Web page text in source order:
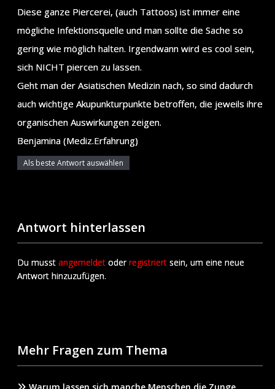
Diese ganze Piercerei, (auch Tattoos) ist immer eine
mögliche Infektionsquelle und man sollte die Sache so
gering wie möglich halten. Irgendwann wird es cool sein,
sich NICHT piercen zu lassen.
Geht man der Asiatischen Medizin nach, so sind dadurch
auch wichtige Akupunkturpunkte betroffen, die jeweils ihre
organischen Auswirkungen zeigen.
Benjamina (Mediz.Erfahrung)
Als beste Antwort auswählen
Antwort hinterlassen
Du musst angemeldet oderregistriert sein, um eine neue
Antwort hinzuzufügen.
Mehr Fragen zum Thema
Warum lassen sich manche Menschen die Zunge